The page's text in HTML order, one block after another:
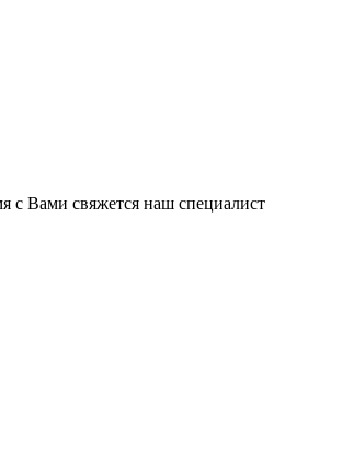
с Вами свяжется наш специалист